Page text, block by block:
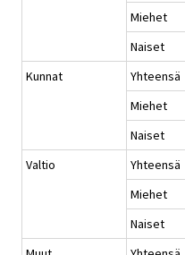
Miehet
Naiset
Kunnat
Yhteensä
Miehet
Naiset
Valtio
Yhteensä
Miehet
Naiset